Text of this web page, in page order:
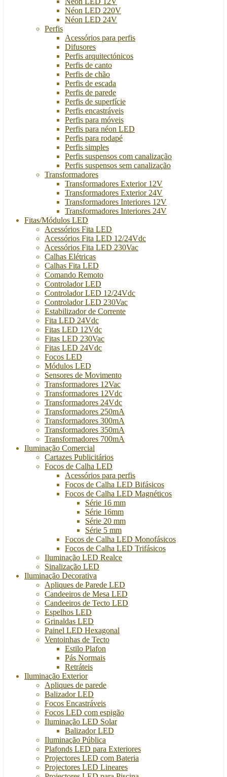
Néon LED 220V
Néon LED 24V
Perfis
Acessórios para perfis
Difusores
Perfis arquitectónicos
Perfis de canto
Perfis de chão
Perfis de escada
Perfis de parede
Perfis de superfície
Perfis encastráveis
Perfis para móveis
Perfis para néon LED
Perfis para rodapé
Perfis simples
Perfis suspensos com canalização
Perfis suspensos sem canalização
Transformadores
Transformadores Exterior 12V
Transformadores Exterior 24V
Transformadores Interiores 12V
Transformadores Interiores 24V
Fitas/Módulos LED
Acessórios Fita LED
Acessórios Fita LED 12/24Vdc
Acessórios Fita LED 230Vac
Calhas Elétricas
Calhas Fita LED
Comando Remoto
Controlador LED
Controlador LED 12/24Vdc
Controlador LED 230Vac
Estabilizador de Corrente
Fita LED 24Vdc
Fitas LED 12Vdc
Fitas LED 230Vac
Fitas LED 24Vdc
Focos LED
Módulos LED
Sensores de Movimento
Transformadores 12Vac
Transformadores 12Vdc
Transformadores 24Vdc
Transformadores 250mA
Transformadores 300mA
Transformadores 350mA
Transformadores 700mA
Iluminação Comercial
Cartazes Publicitários
Focos de Calha LED
Acessórios para perfis
Focos de Calha LED Bifásicos
Focos de Calha LED Magnéticos
Série 16 mm
Série 16mm
Série 20 mm
Série 5 mm
Focos de Calha LED Monofásicos
Focos de Calha LED Trifásicos
Iluminação LED Realce
Sinalização LED
Iluminação Decorativa
Apliques de Parede LED
Candeeiros de Mesa LED
Candeeiros de Tecto LED
Espelhos LED
Grinaldas LED
Painel LED Hexagonal
Ventoinhas de Tecto
Estilo Plafon
Pás Normais
Retráteis
Iluminação Exterior
Apliques de parede
Balizador LED
Focos Encastráveis
Focos LED com espigão
Iluminação LED Solar
Balizador LED
Iluminação Pública
Plafonds LED para Exteriores
Projectores LED com Bateria
Projectores LED Lineares